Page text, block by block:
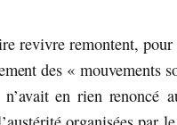
revivre remontent, pour
des « mouvements
en rien renoncé